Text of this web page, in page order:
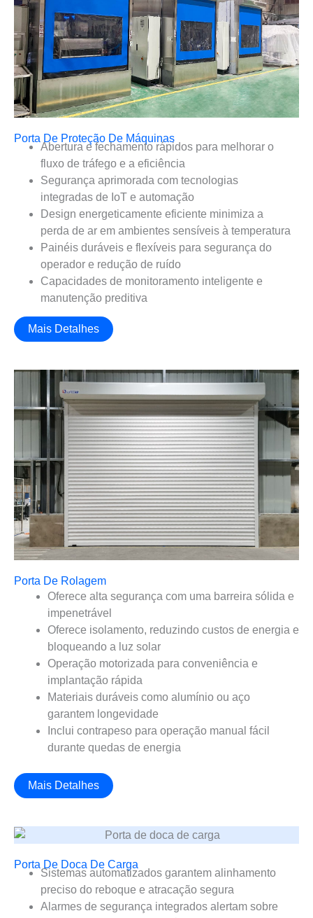
Porta De Proteção De Máquinas
Abertura e fechamento rápidos para melhorar o
fluxo de tráfego e a eficiência
Segurança aprimorada com tecnologias
integradas de IoT e automação
Design energeticamente eficiente minimiza a
perda de ar em ambientes sensíveis à temperatura
Painéis duráveis e flexíveis para segurança do
operador e redução de ruído
Capacidades de monitoramento inteligente e
manutenção preditiva
Mais Detalhes
Porta De Rolagem
Oferece alta segurança com uma barreira sólida e
impenetrável
Oferece isolamento, reduzindo custos de energia e
bloqueando a luz solar
Operação motorizada para conveniência e
implantação rápida
Materiais duráveis como alumínio ou aço
garantem longevidade
Inclui contrapeso para operação manual fácil
durante quedas de energia
Mais Detalhes
Porta De Doca De Carga
Sistemas automatizados garantem alinhamento
preciso do reboque e atracação segura
Alarmes de segurança integrados alertam sobre